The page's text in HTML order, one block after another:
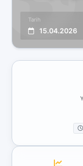
Tarih
15.04.2026